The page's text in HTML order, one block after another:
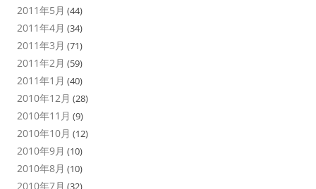
2011年5月 (44)
2011年4月 (34)
2011年3月 (71)
2011年2月 (59)
2011年1月 (40)
2010年12月 (28)
2010年11月 (9)
2010年10月 (12)
2010年9月 (10)
2010年8月 (10)
2010年7月 (32)